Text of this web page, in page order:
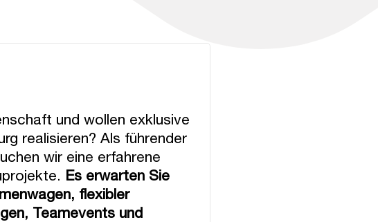
und wollen exklusive
realisieren? Als führender
wir eine erfahrene
Es erwarten Sie
flexibler
Teamevents und